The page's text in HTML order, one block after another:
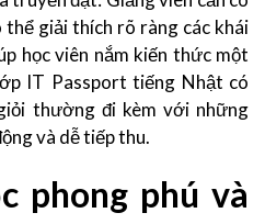
thể giải thích rõ ràng các khái
học viên nắm kiến thức một
IT Passport tiếng Nhật có
thường đi kèm với những
và dễ tiếp thu.
phong phú và